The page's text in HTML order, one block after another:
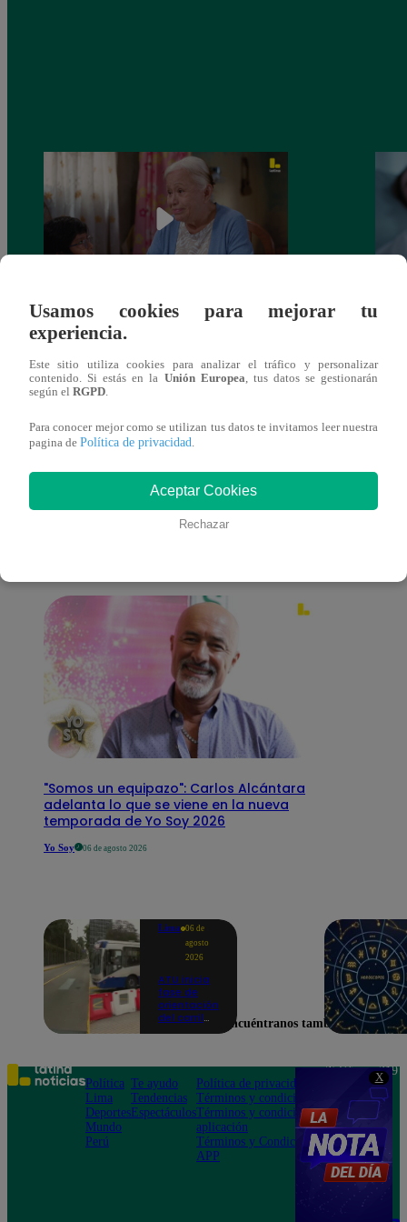
X
Valentina Valiente capítulo 43: ¡Dolores
toma una difícil decisión por el futuro de
sus nietos!
También te puede
interesar
"Somos un equipazo": Carlos Alcántara
adelanta lo que se viene en la nueva
temporada de Yo Soy 2026
Yo Soy 06 de agosto 2026
Lima 06 de
agosto
2026
ATU inicia
fase de
orientación
del carril
Azul en la
av.
Arequipa |
VIDEO
Usamos cookies para mejorar tu
experiencia.
Este sitio utiliza cookies para analizar el tráfico y personalizar
contenido. Si estás en la Unión Europea , tus datos se gestionarán
según el RGPD
Para conocer mejor como se utilizan tus datos te invitamos leer nuestra
pagina de Política de privacidad
Aceptar Cookies
Rechazar
Encuéntranos también en
Política
Lima
Deportes
Mundo
Perú
Te ayudo
Tendencias
Espectáculos
Política de privacidad
Términos y condiciones
Términos y condiciones
aplicación
Términos y Condiciones
APP
Teléfono: 219
Av. San
Felipe 968
Jesús María